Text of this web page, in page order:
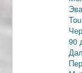
90